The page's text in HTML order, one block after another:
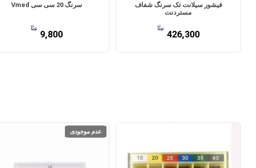
فیشور سیلانت تک سرنگ شفاف
مستردنت
426,300
سرنگ 20 سی سی Vmed
9,800
عدم موجودی